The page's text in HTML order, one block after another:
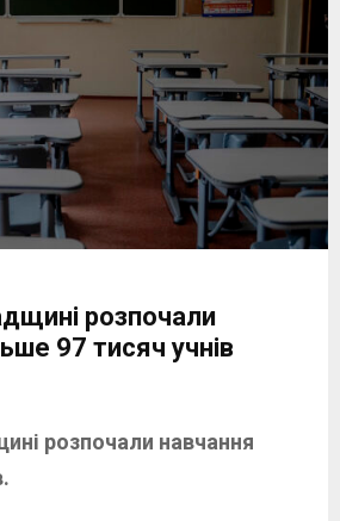
розпочали
97 тисяч учнів
розпочали навчання